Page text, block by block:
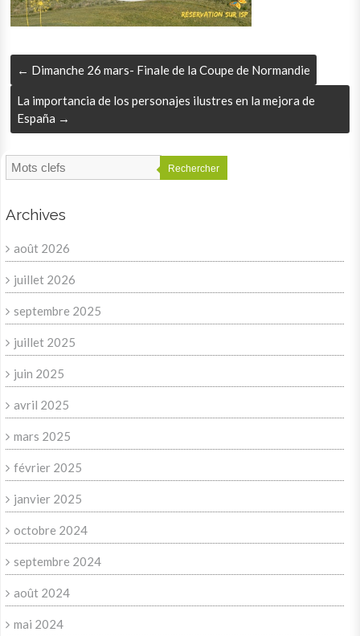
← Dimanche 26 mars- Finale de la Coupe de Normandie
La importancia de los personajes ilustres en la mejora de
España →
Rechercher
Archives
août 2026
juillet 2026
septembre 2025
juillet 2025
juin 2025
avril 2025
mars 2025
février 2025
janvier 2025
octobre 2024
septembre 2024
août 2024
mai 2024